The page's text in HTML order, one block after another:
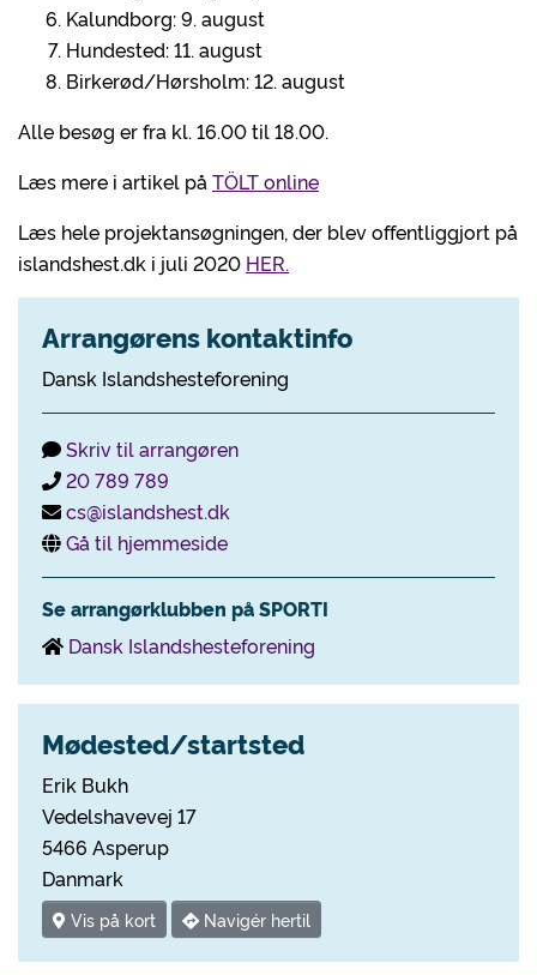
Kalundborg: 9. august
Hundested: 11. august
Birkerød/Hørsholm: 12. august
Alle besøg er fra kl. 16.00 til 18.00.
Læs mere i artikel på TÖLT online
Læs hele projektansøgningen, der blev offentliggjort på
islandshest.dk i juli 2020 HER.
Arrangørens kontaktinfo
Dansk Islandshesteforening
Skriv til arrangøren
20 789 789
cs@islandshest.dk
Gå til hjemmeside
Se arrangørklubben på SPORTI
Dansk Islandshesteforening
Mødested/startsted
Erik Bukh
Vedelshavevej 17
5466 Asperup
Danmark
Vis på kort Navigér hertil